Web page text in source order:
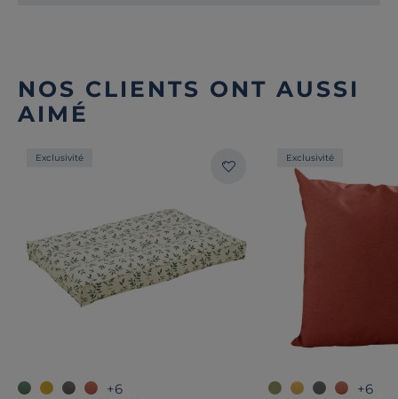
NOS CLIENTS ONT AUSSI
AIMÉ
Exclusivité
+6
Exclusivité
+6